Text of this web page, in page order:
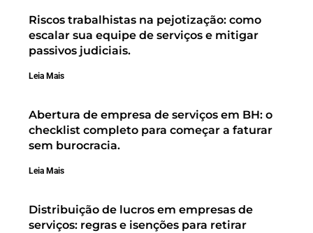
Riscos trabalhistas na pejotização: como
escalar sua equipe de serviços e mitigar
passivos judiciais.
Leia Mais
Abertura de empresa de serviços em BH: o
checklist completo para começar a faturar
sem burocracia.
Leia Mais
Distribuição de lucros em empresas de
serviços: regras e isenções para retirar